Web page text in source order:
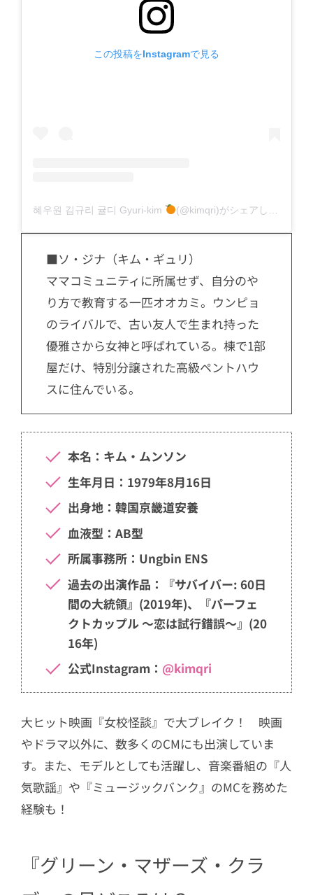
この投稿をInstagramで見る
혜우원 김규리 귤디 Gyuri-kim (@kimqri)がシェアした投稿
■ソ・ジナ（キム・ギュリ）
ママコミュニティに所属せず、自分のや
り方で教育する一匹オオカミ。ウンピョ
のライバルで、古い友人で生まれ持った
優雅さから女神と呼ばれている。棟で1部
屋だけ、特別分譲された高級ペントハウ
スに住んでいる。
本名：キム・ムンソン
生年月日：1979年8月16日
出身地：韓国京畿道安養
血液型：AB型
所属事務所：Ungbin ENS
過去の出演作品：『サバイバー: 60日
間の大統領』(2019年)、『パーフェ
クトカップル ～恋は試行錯誤～』(20
16年)
公式Instagram： @kimqri
大ヒット映画『女校怪談』で大ブレイク！ 映画
やドラマ以外に、数多くのCMにも出演していま
す。また、モデルとしても活躍し、音楽番組の『人
気歌謡』や『ミュージックバンク』のMCを務めた
経験も！
『グリーン・マザーズ・クラ